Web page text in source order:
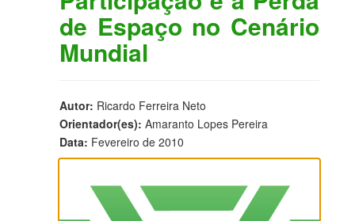
de Espaço no Cenário
Mundial
Autor: Ricardo Ferreira Neto
Orientador(es): Amaranto Lopes Pereira
Data: Fevereiro de 2010